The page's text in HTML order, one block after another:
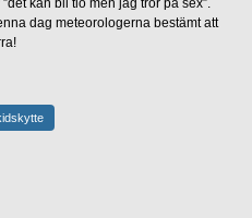
kan bli tio men jag tror på sex”.
dag meteorologerna bestämt att